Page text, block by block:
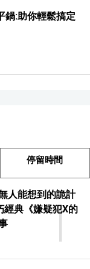
鍋:助你輕鬆搞定
停留時間
1
人能想到的詭計
典《嫌疑犯X的